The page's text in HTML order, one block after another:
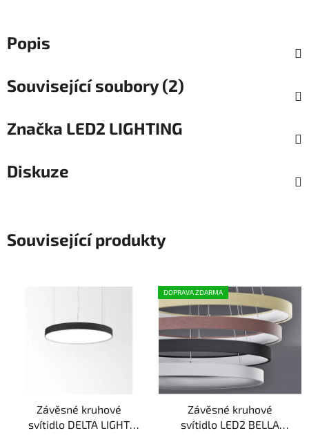
Popis
Související soubory (2)
Značka LED2 LIGHTING
Diskuze
Související produkty
Závěsné kruhové
svítidlo DELTA LIGHT
DOPRAVA ZDARMA
Závěsné kruhové
svítidlo LED2 BELLA